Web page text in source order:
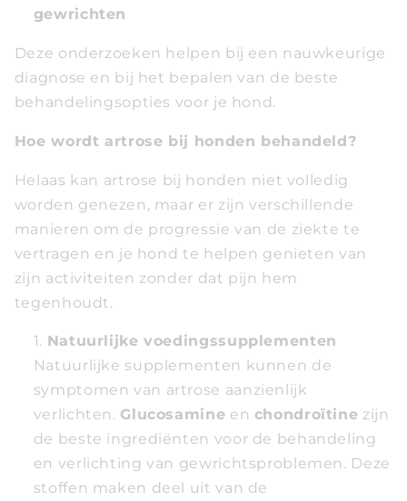
gewrichten
Deze onderzoeken helpen bij een nauwkeurige
diagnose en bij het bepalen van de beste
behandelingsopties voor je hond.
Hoe wordt artrose bij honden behandeld?
Helaas kan artrose bij honden niet volledig
worden genezen, maar er zijn verschillende
manieren om de progressie van de ziekte te
vertragen en je hond te helpen genieten van
zijn activiteiten zonder dat pijn hem
tegenhoudt.
Natuurlijke voedingssupplementen
Natuurlijke supplementen kunnen de
symptomen van artrose aanzienlijk
verlichten. Glucosamine en chondroïtine zijn
de beste ingrediënten voor de behandeling
en verlichting van gewrichtsproblemen. Deze
stoffen maken deel uit van de